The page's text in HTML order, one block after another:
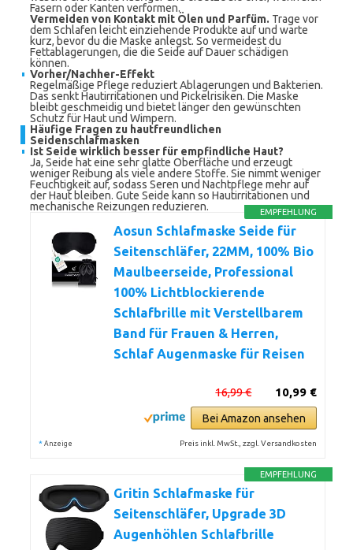
Fasern oder Kanten verformen.
Vermeiden von Kontakt mit Ölen und Parfüm. Trage vor
dem Schlafen leicht einziehende Produkte auf und warte
kurz, bevor du die Maske anlegst. So vermeidest du
Fettablagerungen, die die Seide auf Dauer schädigen
können.
Vorher/Nachher-Effekt
Regelmäßige Pflege reduziert Ablagerungen und Bakterien.
Das senkt Hautirritationen und Pickelrisiken. Die Maske
bleibt geschmeidig und bietet länger den gewünschten
Schutz für Haut und Wimpern.
Häufige Fragen zu hautfreundlichen
Seidenschlafmasken
Ist Seide wirklich besser für empfindliche Haut?
Ja, Seide hat eine sehr glatte Oberfläche und erzeugt
weniger Reibung als viele andere Stoffe. Sie nimmt weniger
Feuchtigkeit auf, sodass Seren und Nachtpflege mehr auf
der Haut bleiben. Gute Seide kann so Hautirritationen und
mechanische Reizungen reduzieren.
EMPFEHLUNG
Aosun Schlafmaske Seide für
Seitenschläfer, 22MM, 100% Bio
Maulbeerseide, Professional
100% Lichtblockierende
Schlafbrille mit Verstellbarem
Band für Frauen & Herren,
Schlaf Augenmaske für Reisen
10,99 €
16,99 €
Bei Amazon ansehen
* Anzeige Preis inkl. MwSt., zzgl. Versandkosten
EMPFEHLUNG
Gritin Schlafmaske für
Seitenschläfer, Upgrade 3D
Augenhöhlen Schlafbrille